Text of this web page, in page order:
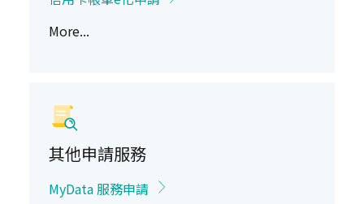
More...
其他申請服務
MyData 服務申請